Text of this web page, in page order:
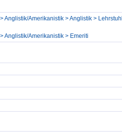
Anglistik/Amerikanistik > Anglistik >
Anglistik/Amerikanistik > Emeriti